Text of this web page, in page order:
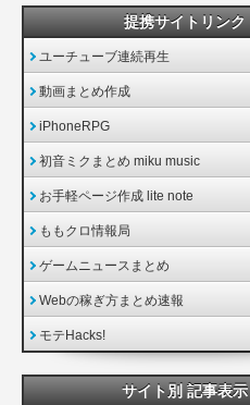
提携サイトリンク
ユーチューブ連続再生
動画まとめ作成
iPhoneRPG
初音ミクまとめ miku music
お手軽ページ作成 lite note
ももクロ情報局
ゲームニュースまとめ
Webの稼ぎ方まとめ速報
モテHacks!
サイト別 記事表示